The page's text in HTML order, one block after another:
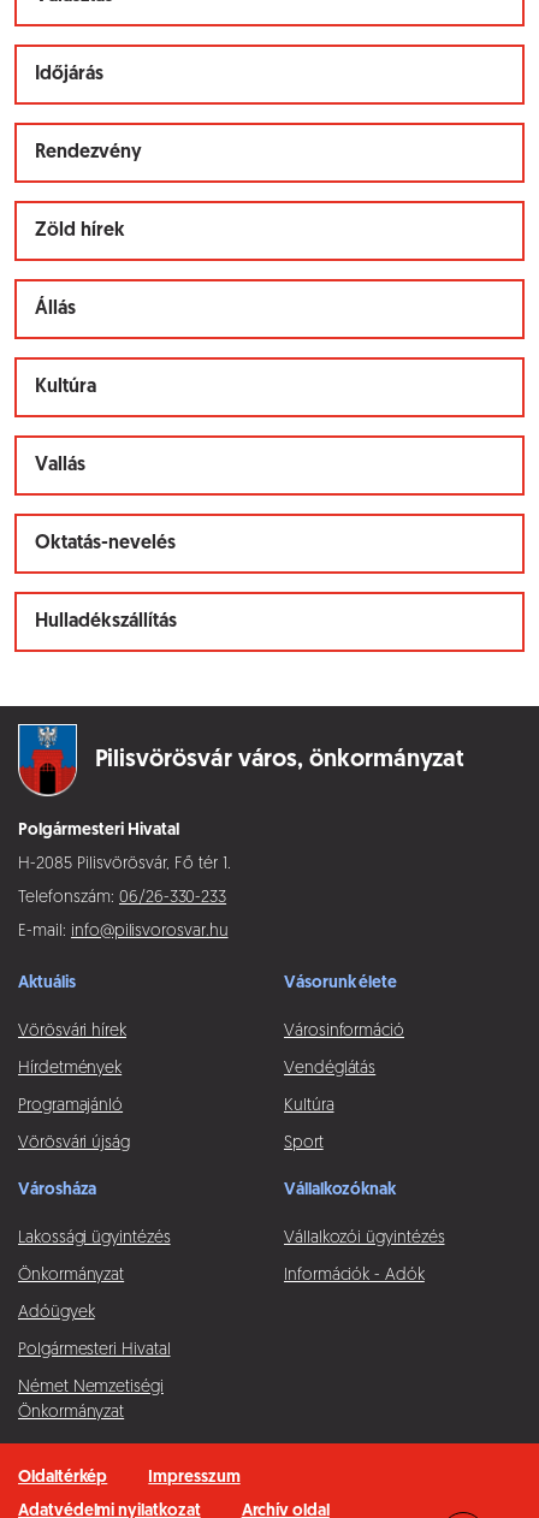
Időjárás
Rendezvény
Zöld hírek
Állás
Kultúra
Vallás
Oktatás-nevelés
Hulladékszállítás
Pilisvörösvár város, önkormányzat
Polgármesteri Hivatal
H-2085 Pilisvörösvár, Fő tér 1.
Telefonszám: 06/26-330-233
E-mail: info@pilisvorosvar.hu
Aktuális
Vörösvári hírek
Hírdetmények
Programajánló
Vörösvári újság
Vásorunk élete
Városinformáció
Vendéglátás
Kultúra
Sport
Városháza
Lakossági ügyintézés
Önkormányzat
Adóügyek
Polgármesteri Hivatal
Német Nemzetiségi
Önkormányzat
Vállalkozóknak
Vállalkozói ügyintézés
Információk - Adók
Oldaltérkép
Impresszum
Adatvédelmi nyilatkozat
Archív oldal